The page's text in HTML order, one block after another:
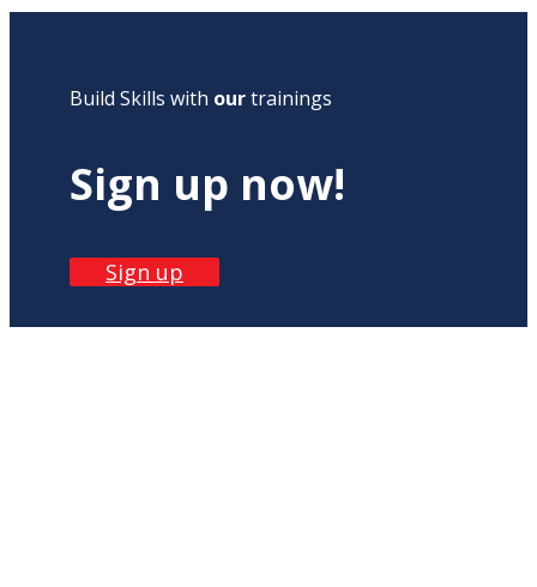
Build Skills with ourtrainings
Sign up now!
Sign up